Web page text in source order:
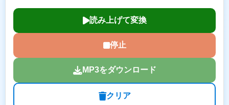
読み上げて変換
停止
MP3をダウンロード
クリア